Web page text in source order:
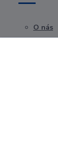
O nás